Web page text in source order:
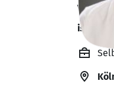
ist offen